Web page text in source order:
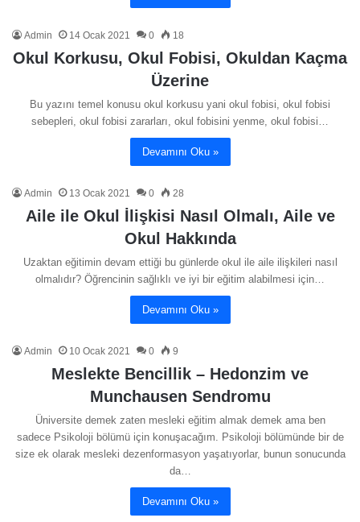
Admin 14 Ocak 2021 0 18
Okul Korkusu, Okul Fobisi, Okuldan Kaçma
Üzerine
Bu yazını temel konusu okul korkusu yani okul fobisi, okul fobisi
sebepleri, okul fobisi zararları, okul fobisini yenme, okul fobisi…
Devamını Oku »
Admin 13 Ocak 2021 0 28
Aile ile Okul İlişkisi Nasıl Olmalı, Aile ve
Okul Hakkında
Uzaktan eğitimin devam ettiği bu günlerde okul ile aile ilişkileri nasıl
olmalıdır? Öğrencinin sağlıklı ve iyi bir eğitim alabilmesi için…
Devamını Oku »
Admin 10 Ocak 2021 0 9
Meslekte Bencillik – Hedonzim ve
Munchausen Sendromu
Üniversite demek zaten mesleki eğitim almak demek ama ben
sadece Psikoloji bölümü için konuşacağım. Psikoloji bölümünde bir de
size ek olarak mesleki dezenformasyon yaşatıyorlar, bunun sonucunda
da…
Devamını Oku »